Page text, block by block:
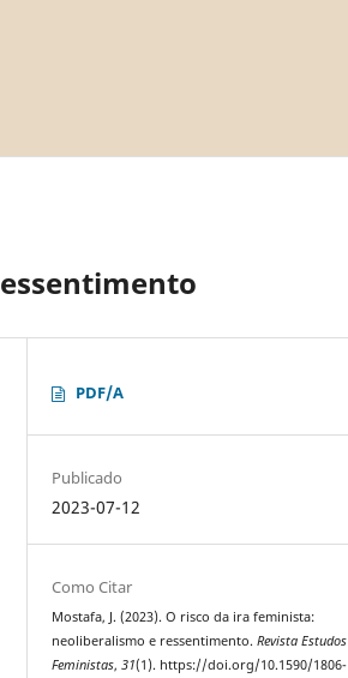
PDF/A
Publicado
2023-07-12
Como Citar
Mostafa, J. (2023). O risco da ira feminista:
neoliberalismo e ressentimento.Revista Estudos
Feministas,31(1). https://doi.org/10.1590/1806-